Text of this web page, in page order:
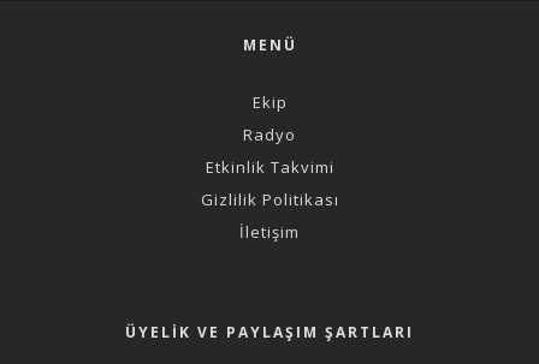
MENÜ
Ekip
Radyo
Etkinlik Takvimi
Gizlilik Politikası
İletişim
ÜYELIK VE PAYLAŞIM ŞARTLARI